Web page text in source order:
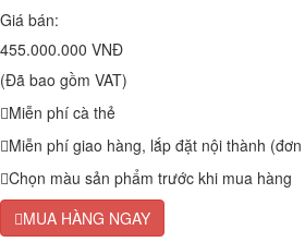
Giá bán:
455.000.000 VNĐ
(Đã bao gồm VAT)
Miễn phí cà thẻ
Miễn phí giao hàng, lắp đặt nội thành
Chọn màu sản phẩm trước khi mua hàng
MUA HÀNG NGAY